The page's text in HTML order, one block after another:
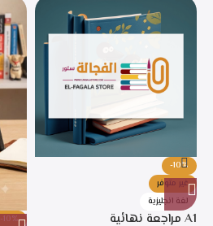
-10%
غير متوفر
لغة انجليزية
A1 مراجعة نهائية
-10%